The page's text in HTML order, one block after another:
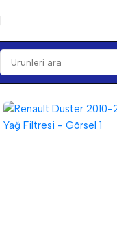
Ana Sayfa Bakım Ürünleri